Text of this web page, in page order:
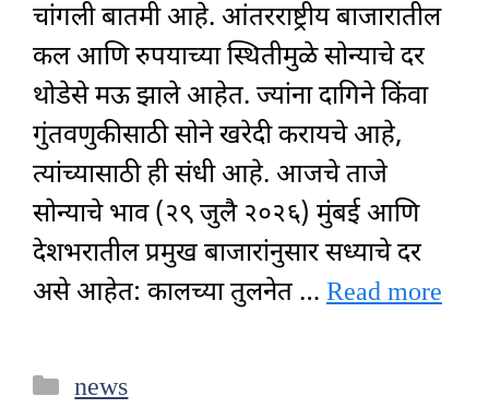
चांगली बातमी आहे. आंतरराष्ट्रीय बाजारातील
कल आणि रुपयाच्या स्थितीमुळे सोन्याचे दर
थोडेसे मऊ झाले आहेत. ज्यांना दागिने किंवा
गुंतवणुकीसाठी सोने खरेदी करायचे आहे,
त्यांच्यासाठी ही संधी आहे. आजचे ताजे
सोन्याचे भाव (२९ जुलै २०२६) मुंबई आणि
देशभरातील प्रमुख बाजारांनुसार सध्याचे दर
असे आहेत: कालच्या तुलनेत … Read more
Categories
news